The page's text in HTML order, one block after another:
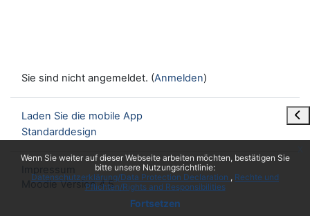
Wenn Sie weiter auf dieser Webseite arbeiten möchten, bestätigen Sie
bitte unsere Nutzungsrichtlinie:
Datenschutzerklärung/Data Protection Declaration
Rechte und
Pflichten/Rights and Responsibilities
Fortsetzen
Sie sind nicht angemeldet. (Anmelden)
Laden Sie die mobile App
Standarddesign
Moodle Version 4.5